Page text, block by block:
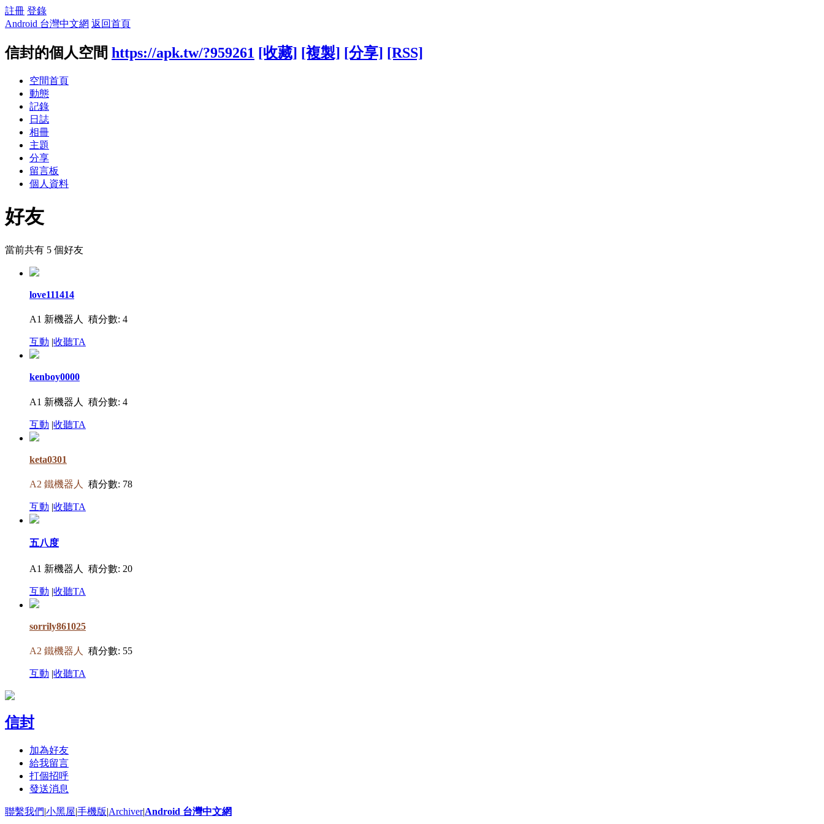
註冊 登錄
Android 台灣中文網 返回首頁
信封的個人空間 https://apk.tw/?959261 [收藏] [複製] [分享] [RSS]
空間首頁
動態
記錄
日誌
相冊
主題
分享
留言板
個人資料
好友
當前共有 5 個好友
love111414
A1 新機器人 積分數: 4
互動 |收聽TA
kenboy0000
A1 新機器人 積分數: 4
互動 |收聽TA
keta0301
A2 鐵機器人 積分數: 78
互動 |收聽TA
五八度
A1 新機器人 積分數: 20
互動 |收聽TA
sorrily861025
A2 鐵機器人 積分數: 55
互動 |收聽TA
信封
加為好友
給我留言
打個招呼
發送消息
聯繫我們|小黑屋|手機版|Archiver|Android 台灣中文網